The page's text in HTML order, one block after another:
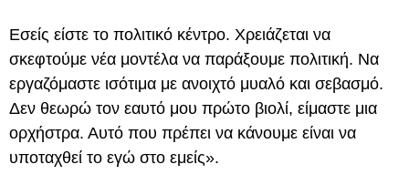
Εσείς είστε το πολιτικό κέντρο. Χρειάζεται να
σκεφτούμε νέα μοντέλα να παράξουμε πολιτική. Να
εργαζόμαστε ισότιμα με ανοιχτό μυαλό και σεβασμό.
Δεν θεωρώ τον εαυτό μου πρώτο βιολί, είμαστε μια
ορχήστρα. Αυτό που πρέπει να κάνουμε είναι να
υποταχθεί το εγώ στο εμείς».